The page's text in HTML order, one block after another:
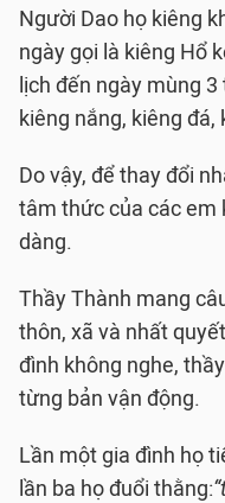
Người Dao họ kiêng
ngày gọi là kiêng Hổ
lịch đến ngày mùng
kiêng nắng, kiêng đá,
Do vậy, để thay đổi
tâm thức của các em
dàng.
Thầy Thành mang
thôn, xã và nhất
đình không nghe,
từng bản vận động.
Lần một gia đình họ
lần ba họ đuổi thằng: